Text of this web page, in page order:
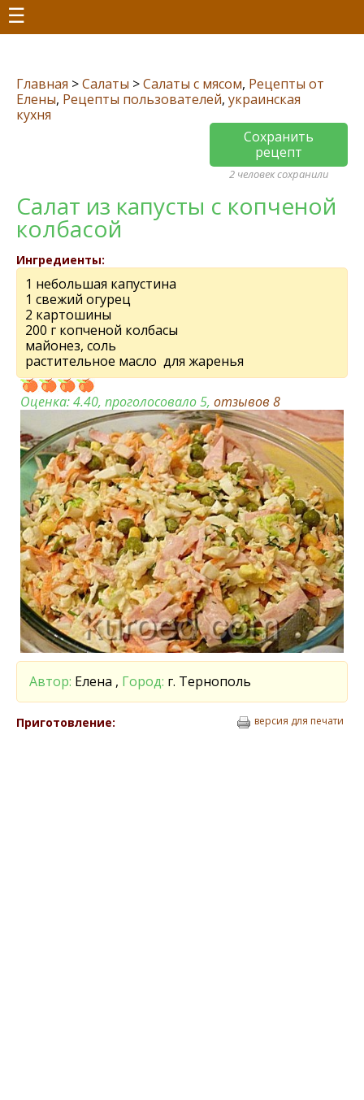
☰
Главная >Салаты >Салаты с мясом, Рецепты от
Елены, Рецепты пользователей, украинская
кухня
Сохранить
рецепт
2 человек сохранили
Салат из капусты с копченой
колбасой
Ингредиенты:
1 небольшая капустина
1 свежий огурец
2 картошины
200 г копченой колбасы
майонез, соль
растительное масло для жаренья
Оценка:4.40, проголосовало 5, отзывов 8
Автор: Елена , Город: г. Тернополь
Приготовление: версия для печати